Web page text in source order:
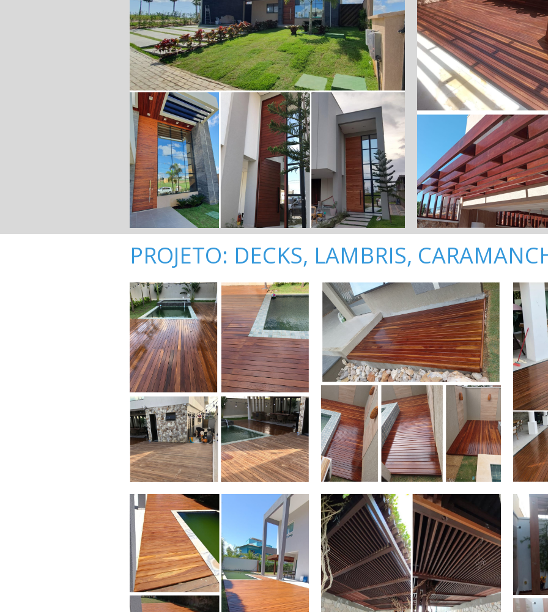
PROJETO: DECKS, LAMBRIS,